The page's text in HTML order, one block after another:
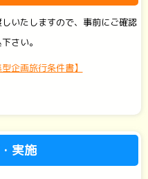
いたしますので、事前にご確認
さい。
企画旅行条件書】
実施